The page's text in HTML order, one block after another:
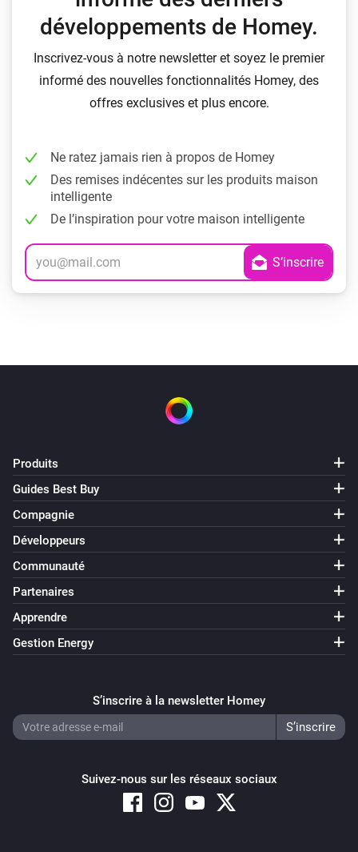
développements de Homey.
Inscrivez-vous à notre newsletter et soyez le premier
informé des nouvelles fonctionnalités Homey, des
offres exclusives et plus encore.
Ne ratez jamais rien à propos de Homey
Des remises indécentes sur les produits maison
intelligente
De l’inspiration pour votre maison intelligente
Produits
Guides Best Buy
Compagnie
Développeurs
Communauté
Partenaires
Apprendre
Gestion Energy
S’inscrire à la newsletter Homey
Suivez-nous sur les réseaux sociaux